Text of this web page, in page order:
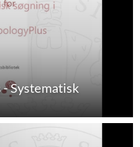
Systematisk